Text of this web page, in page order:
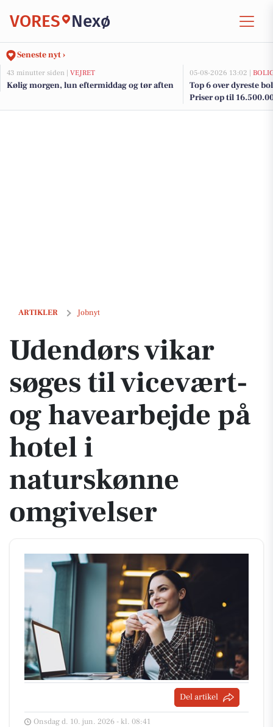
VORES Nexø
Seneste nyt ›
43 minutter siden | VEJRET
Kølig morgen, lun eftermiddag og tør aften
05-08-2026 13:02 |
Top 6 over dyreste
Priser op til
ARTIKLER Jobnyt
Udendørs vikar søges til vicevært- og havearbejde på hotel i
Udendørs vikar
søges til vicevært-
og havearbejde på
hotel i
naturskønne
omgivelser
Del artikel
Onsdag d. 10. jun. 2026 - kl. 08:41